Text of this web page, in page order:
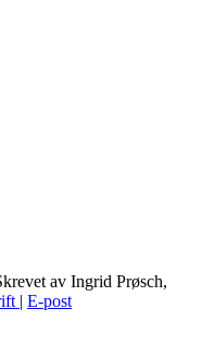
av Ingrid Prøsch,
| E-post